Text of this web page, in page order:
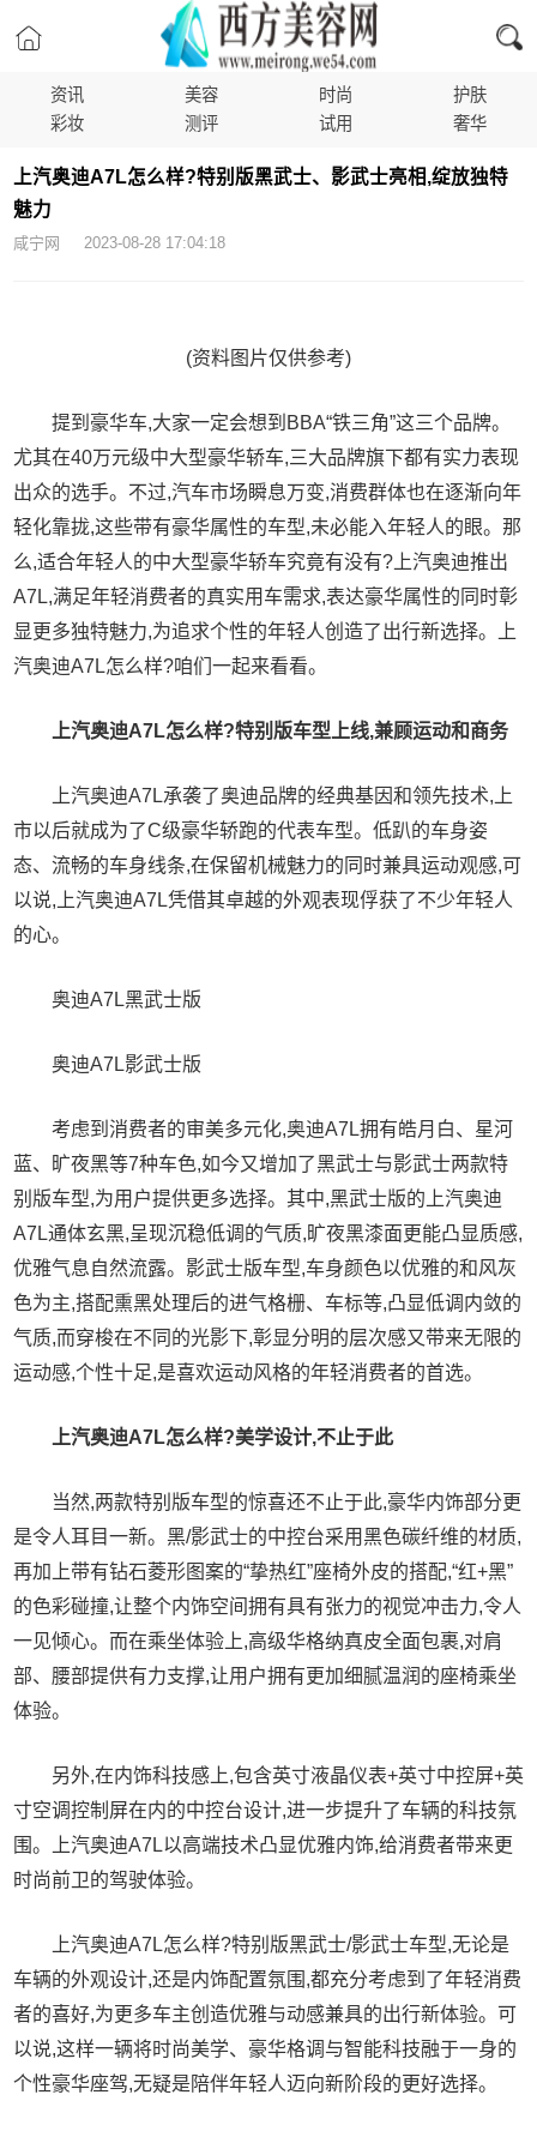
资讯 美容 时尚
护肤
彩妆
测评 试用 奢华
上汽奥迪A7L怎么样?特别版黑武士、影武士亮相,绽放独特
魅力
咸宁网 2023-08-28 17:04:18
(资料图片仅供参考)
提到豪华车,大家一定会想到BBA“铁三角”这三个品牌。
尤其在40万元级中大型豪华轿车,三大品牌旗下都有实力表现
出众的选手。不过,汽车市场瞬息万变,消费群体也在逐渐向年
轻化靠拢,这些带有豪华属性的车型,未必能入年轻人的眼。那
么,适合年轻人的中大型豪华轿车究竟有没有?上汽奥迪推出
A7L,满足年轻消费者的真实用车需求,表达豪华属性的同时彰
显更多独特魅力,为追求个性的年轻人创造了出行新选择。上
汽奥迪A7L怎么样?咱们一起来看看。
上汽奥迪A7L怎么样?特别版车型上线,兼顾运动和商务
上汽奥迪A7L承袭了奥迪品牌的经典基因和领先技术,上
市以后就成为了C级豪华轿跑的代表车型。低趴的车身姿
态、流畅的车身线条,在保留机械魅力的同时兼具运动观感,可
以说,上汽奥迪A7L凭借其卓越的外观表现俘获了不少年轻人
的心。
奥迪A7L黑武士版
奥迪A7L影武士版
考虑到消费者的审美多元化,奥迪A7L拥有皓月白、星河
蓝、旷夜黑等7种车色,如今又增加了黑武士与影武士两款特
别版车型,为用户提供更多选择。其中,黑武士版的上汽奥迪
A7L通体玄黑,呈现沉稳低调的气质,旷夜黑漆面更能凸显质感,
优雅气息自然流露。影武士版车型,车身颜色以优雅的和风灰
色为主,搭配熏黑处理后的进气格栅、车标等,凸显低调内敛的
气质,而穿梭在不同的光影下,彰显分明的层次感又带来无限的
运动感,个性十足,是喜欢运动风格的年轻消费者的首选。
上汽奥迪A7L怎么样?美学设计,不止于此
当然,两款特别版车型的惊喜还不止于此,豪华内饰部分更
是令人耳目一新。黑/影武士的中控台采用黑色碳纤维的材质,
再加上带有钻石菱形图案的“挚热红”座椅外皮的搭配,“红+黑”
的色彩碰撞,让整个内饰空间拥有具有张力的视觉冲击力,令人
一见倾心。而在乘坐体验上,高级华格纳真皮全面包裹,对肩
部、腰部提供有力支撑,让用户拥有更加细腻温润的座椅乘坐
体验。
另外,在内饰科技感上,包含英寸液晶仪表+英寸中控屏+英
寸空调控制屏在内的中控台设计,进一步提升了车辆的科技氛
围。上汽奥迪A7L以高端技术凸显优雅内饰,给消费者带来更
时尚前卫的驾驶体验。
上汽奥迪A7L怎么样?特别版黑武士/影武士车型,无论是
车辆的外观设计,还是内饰配置氛围,都充分考虑到了年轻消费
者的喜好,为更多车主创造优雅与动感兼具的出行新体验。可
以说,这样一辆将时尚美学、豪华格调与智能科技融于一身的
个性豪华座驾,无疑是陪伴年轻人迈向新阶段的更好选择。